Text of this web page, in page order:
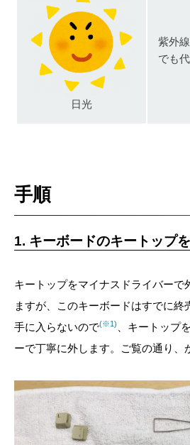
日光
紫外
でも
手順
1. キーボードのキートップ
キートップをマイナスドライバーで
ますが、このキーボードはすでに終
手に入らないので(※1)
、キートップ
ーで丁寧に外します。ご覧の通り、